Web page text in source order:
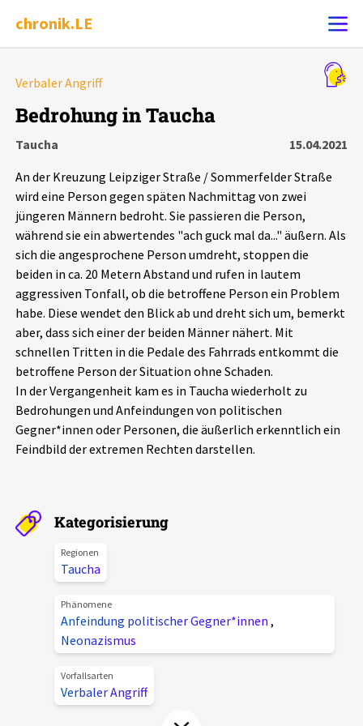
chronik.LE
Chronik
Dossiers
Leipziger Zustände
Schlaglichter
Phänomene
Aktuelles
Alle Beiträge
Veranstaltungen
Podcasts
Über uns
Kontakt
Spenden
chronik.LE in der Presse
Verbaler Angriff
Bedrohung in Taucha
Taucha
15.04.2021
An der Kreuzung Leipziger Straße / Sommerfelder Straße
wird eine Person gegen späten Nachmittag von zwei
jüngeren Männern bedroht. Sie passieren die Person,
während sie ein abwertendes "ach guck mal da..." äußern. Als
sich die angesprochene Person umdreht, stoppen die
beiden in ca. 20 Metern Abstand und rufen in lautem
aggressiven Tonfall, ob die betroffene Person ein Problem
habe. Diese wendet den Blick ab und dreht sich um, bemerkt
aber, dass sich einer der beiden Männer nähert. Mit
schnellen Tritten in die Pedale des Fahrrads entkommt die
betroffene Person der Situation ohne Schaden.
In der Vergangenheit kam es in Taucha wiederholt zu
Bedrohungen und Anfeindungen von politischen
Gegner*innen oder Personen, die äußerlich erkenntlich ein
Feindbild der extremen Rechten darstellen.
Kategorisierung
Regionen
Taucha
Phänomene
Anfeindung politischer Gegner*innen ,
Neonazismus
Vorfallsarten
Verbaler Angriff
Alle Ereignisse
Ereignisse
Ereignisse
Exportieren Filter Erklärungen